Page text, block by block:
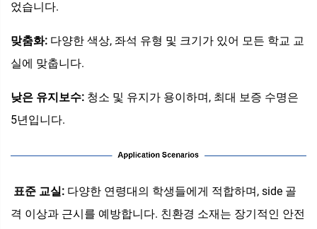
었습니다.
맞춤화: 다양한 색상, 좌석 유형 및 크기가 있어 모든 학교 교
실에 맞춥니다.
낮은 유지보수: 청소 및 유지가 용이하며, 최대 보증 수명은
5년입니다.
표준 교실: 다양한 연령대의 학생들에게 적합하며, side 골
격 이상과 근시를 예방합니다. 친환경 소재는 장기적인 안전